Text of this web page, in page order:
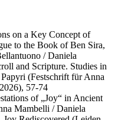
on a Key Concept of
to the Book of Ben Sira,
/ Daniela
and Scripture. Studies in
(Festschrift für Anna
57-74
of „Joy“ in Ancient
Mambelli / Daniela